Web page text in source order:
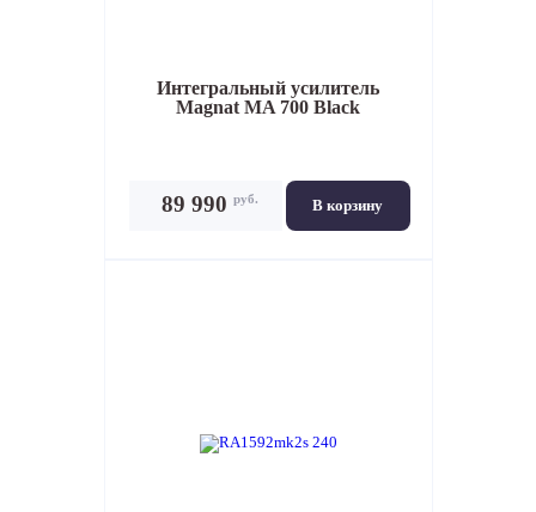
Интегральный усилитель
Magnat MA 700 Black
В корзину
89 990 руб.